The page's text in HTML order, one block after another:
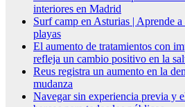
interiores en Madrid
Surf camp en Asturias | Aprende
playas
El aumento de tratamientos con
refleja un cambio positivo en la
Reus registra un aumento en la
mudanza
Navegar sin experiencia previa y